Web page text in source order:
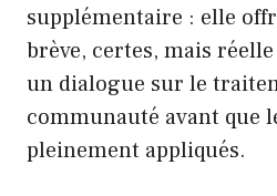
supplémentaire : elle
brève, certes, mais
un dialogue sur le
communauté avant que
pleinement appliqués.